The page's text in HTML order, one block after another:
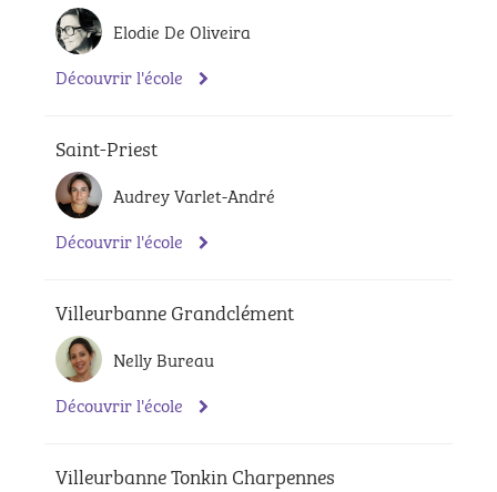
Elodie De Oliveira
Découvrir l'école
Saint-Priest
Audrey Varlet-André
Découvrir l'école
Villeurbanne Grandclément
Nelly Bureau
Découvrir l'école
Villeurbanne Tonkin Charpennes